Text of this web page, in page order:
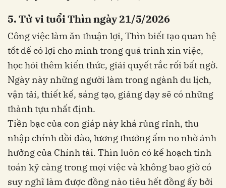
5. Tử vi tuổi Thìn ngày 21/5/2026
Công việc làm ăn thuận lợi, Thìn biết tạo quan hệ
tốt để có lợi cho mình trong quá trình xin việc,
học hỏi thêm kiến thức, giải quyết rắc rối bất ngờ.
Ngày này những người làm trong ngành du lịch,
vận tải, thiết kế, sáng tạo, giảng dạy sẽ có những
thành tựu nhất định.
Tiền bạc của con giáp này khá rủng rỉnh, thu
nhập chính dồi dào, lương thưởng ấm no nhờ ảnh
hưởng của Chính tài. Thìn luôn có kế hoạch tính
toán kỹ càng trong mọi việc và không bao giờ có
suy nghĩ làm được đồng nào tiêu hết đồng ấy bởi